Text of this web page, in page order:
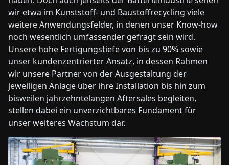
wir etwa im Kunststoff- und Baustoffrecycling viele
weitere Anwendungsfelder, in denen unser Know-how
noch wesentlich umfassender gefragt sein wird.
Unsere hohe Fertigungstiefe von bis zu 90% sowie
unser kundenzentrierter Ansatz, in dessen Rahmen
wir unsere Partner von der Ausgestaltung der
jeweiligen Anlage über ihre Installation bis hin zum
bisweilen jahrzehntelangen Aftersales begleiten,
stellen dabei ein unverzichtbares Fundament für
unser weiteres Wachstum dar.